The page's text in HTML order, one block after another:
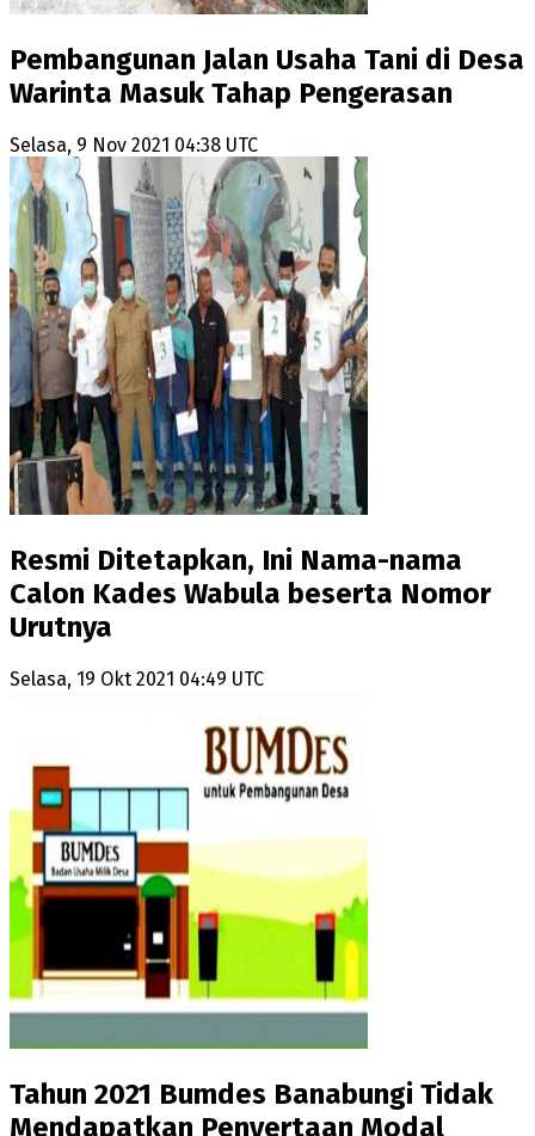
Pembangunan Jalan Usaha Tani di Desa
Warinta Masuk Tahap Pengerasan
Selasa, 9 Nov 2021 04:38 UTC
Resmi Ditetapkan, Ini Nama-nama
Calon Kades Wabula beserta Nomor
Urutnya
Selasa, 19 Okt 2021 04:49 UTC
Tahun 2021 Bumdes Banabungi Tidak
Mendapatkan Penyertaan Modal